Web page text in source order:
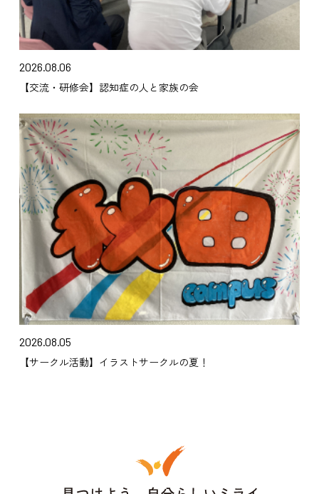
2026.08.06
【交流・研修会】認知症の人と家族の会
2026.08.05
【サークル活動】イラストサークルの夏！